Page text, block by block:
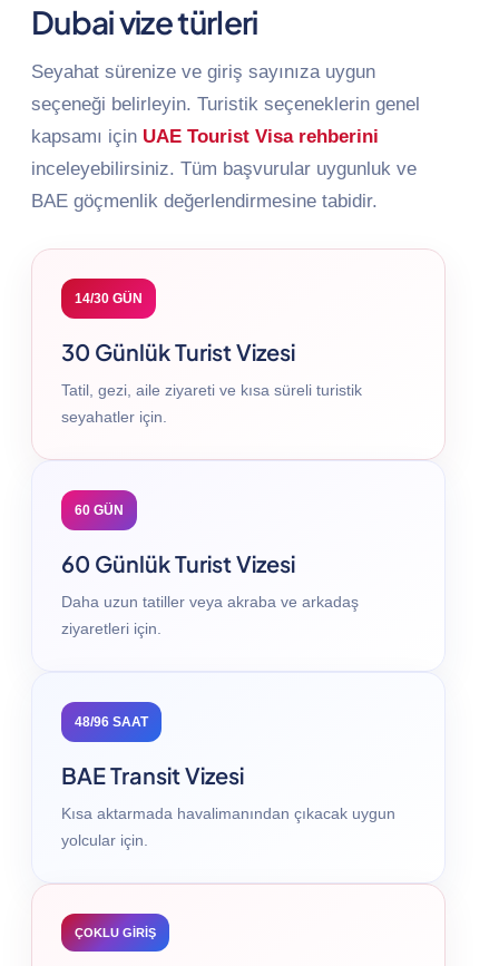
Dubai vize türleri
Seyahat sürenize ve giriş sayınıza uygun
seçeneği belirleyin. Turistik seçeneklerin genel
kapsamı için UAE Tourist Visa rehberini
inceleyebilirsiniz. Tüm başvurular uygunluk ve
BAE göçmenlik değerlendirmesine tabidir.
14/30 GÜN
30 Günlük Turist Vizesi
Tatil, gezi, aile ziyareti ve kısa süreli turistik
seyahatler için.
60 GÜN
60 Günlük Turist Vizesi
Daha uzun tatiller veya akraba ve arkadaş
ziyaretleri için.
48/96 SAAT
BAE Transit Vizesi
Kısa aktarmada havalimanından çıkacak uygun
yolcular için.
ÇOKLU GİRİŞ